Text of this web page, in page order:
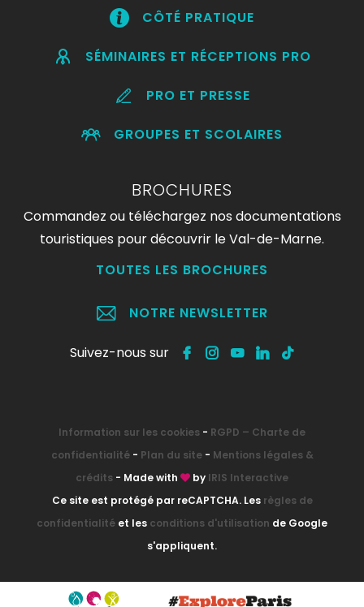
CÔTÉ PRATIQUE
SÉMINAIRES ET RÉCEPTIONS PRO
PRO ET PRESSE
GROUPES ET SCOLAIRES
BROCHURES
Commandez ou téléchargez nos documentations
touristiques pour découvrir le Val-de-Marne.
TOUTES LES BROCHURES
NOTRE NEWSLETTER
Suivez-nous sur
Information sur les cookies - RGPD – Charte de
confidentialité- Plan du site- Mentions légales &
crédits - Made with by IRIS Interactive
Ce site est protégé par reCAPTCHA. Les règles de
confidentialité et les conditions d'utilisation de Google
s'appliquent.